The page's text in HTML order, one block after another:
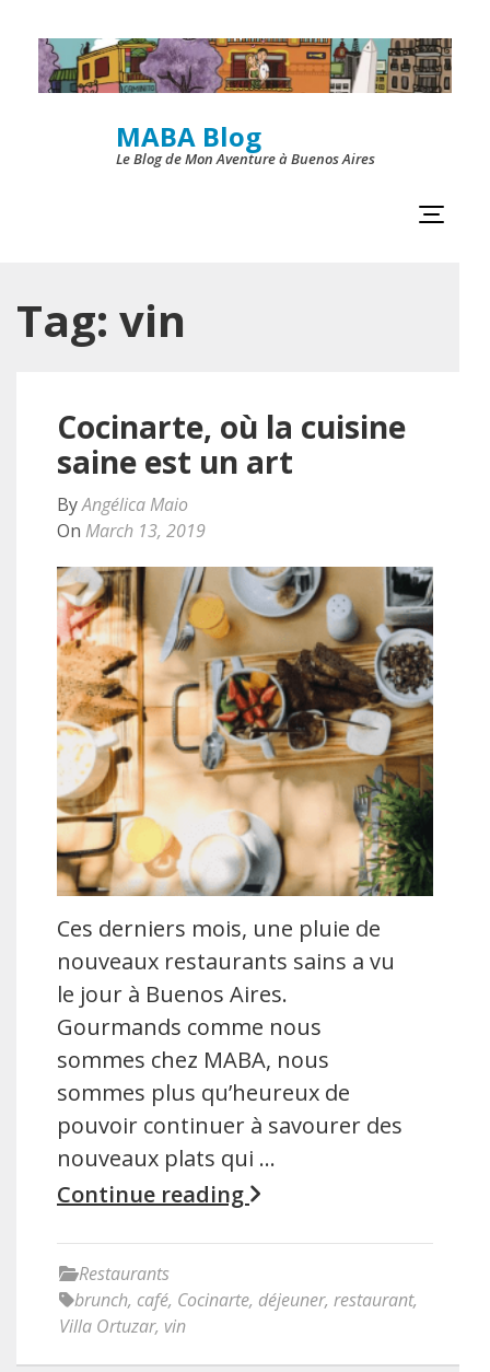
Skip
to
content
MABA Blog
Le Blog de Mon Aventure à Buenos Aires
Tag: vin
Cocinarte, où la cuisine
saine est un art
ByAngélica Maio
On March 13, 2019
Ces derniers mois, une pluie de
nouveaux restaurants sains a vu
le jour à Buenos Aires.
Gourmands comme nous
sommes chez MABA, nous
sommes plus qu’heureux de
pouvoir continuer à savourer des
nouveaux plats qui …
Continue reading
Restaurants
brunch, café, Cocinarte, déjeuner, restaurant,
Villa Ortuzar, vin